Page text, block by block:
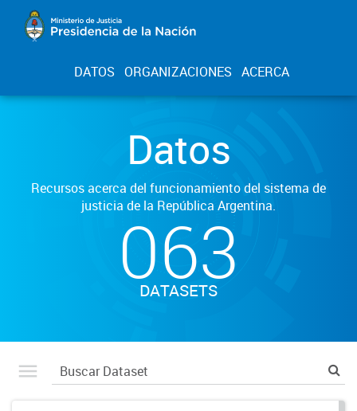
DATOS ORGANIZACIONES ACERCA
Datos
Recursos acerca del funcionamiento del sistema de
justicia de la República Argentina.
063
DATASETS